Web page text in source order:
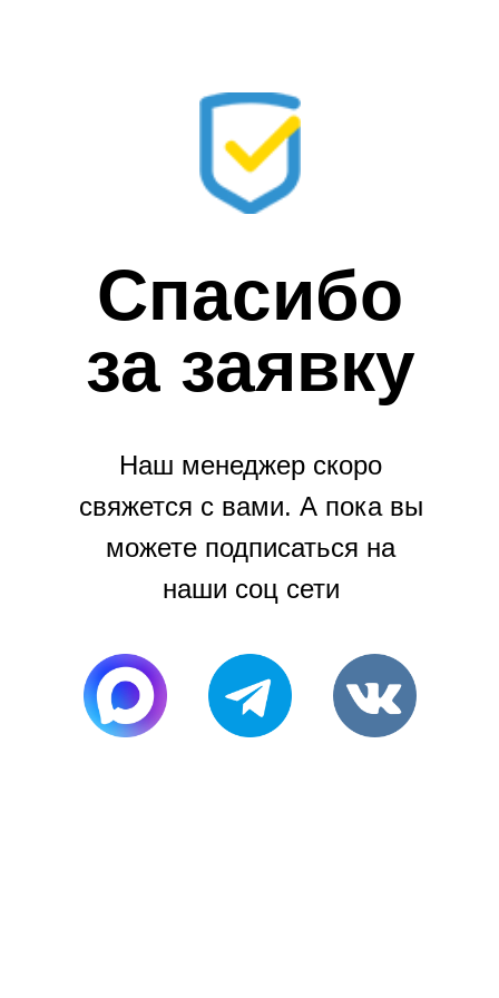
Спасибо
за заявку
Наш менеджер скоро
свяжется с вами. А пока вы
можете подписаться на
наши соц сети